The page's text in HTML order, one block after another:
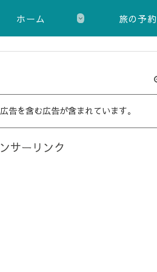
ホーム 旅の予約
告を含む広告が含まれています。
サーリンク